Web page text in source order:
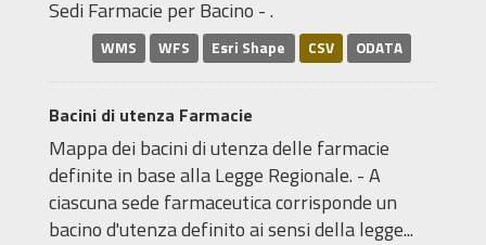
Sedi Farmacie per Bacino - .
WMS WFS Esri Shape CSV ODATA
Bacini di utenza Farmacie
Mappa dei bacini di utenza delle farmacie
definite in base alla Legge Regionale. - A
ciascuna sede farmaceutica corrisponde un
bacino d'utenza definito ai sensi della legge...